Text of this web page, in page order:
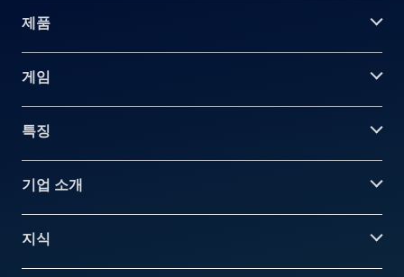
제품
게임
특징
기업 소개
지식